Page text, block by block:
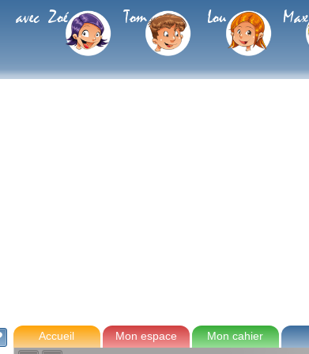
avec Zoé Tom Lou Max
Accueil Mon espace Mon cahier